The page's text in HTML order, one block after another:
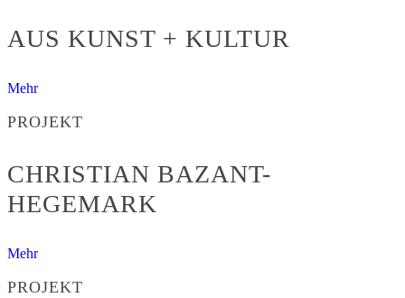
AUS KUNST + KULTUR
Mehr
PROJEKT
CHRISTIAN BAZANT-
HEGEMARK
Mehr
PROJEKT